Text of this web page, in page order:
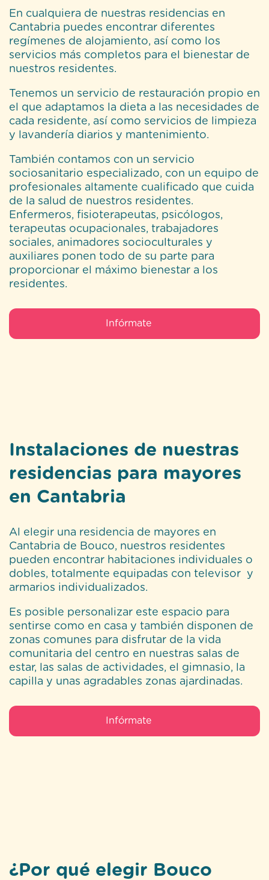
En cualquiera de nuestras residencias en
Cantabria puedes encontrar diferentes
regímenes de alojamiento, así como los
servicios más completos para el bienestar de
nuestros residentes.
Tenemos un servicio de restauración propio en
el que adaptamos la dieta a las necesidades de
cada residente, así como servicios de limpieza
y lavandería diarios y mantenimiento.
También contamos con un servicio
sociosanitario especializado, con un equipo de
profesionales altamente cualificado que cuida
de la salud de nuestros residentes.
Enfermeros, fisioterapeutas, psicólogos,
terapeutas ocupacionales, trabajadores
sociales, animadores socioculturales y
auxiliares ponen todo de su parte para
proporcionar el máximo bienestar a los
residentes.
Infórmate
Instalaciones de nuestras
residencias para mayores
en Cantabria
Al elegir una residencia de mayores en
Cantabria de Bouco, nuestros residentes
pueden encontrar habitaciones individuales o
dobles, totalmente equipadas con televisor y
armarios individualizados.
Es posible personalizar este espacio para
sentirse como en casa y también disponen de
zonas comunes para disfrutar de la vida
comunitaria del centro en nuestras salas de
estar, las salas de actividades, el gimnasio, la
capilla y unas agradables zonas ajardinadas.
Infórmate
¿Por qué elegir Bouco